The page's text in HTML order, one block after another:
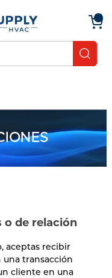
o de relación
aceptas recibir
transacción
cliente en una